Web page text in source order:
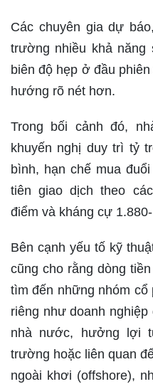
Các chuyên gia dự
trường nhiều khả năng
biên độ hẹp ở đầu
hướng rõ nét hơn.
Trong bối cảnh đó,
khuyến nghị duy trì tỷ
bình, hạn chế mua
tiên giao dịch theo
điểm và kháng cự
Bên cạnh yếu tố kỹ
cũng cho rằng dòng
tìm đến những nhóm cổ
riêng như doanh
nhà nước, hưởng lợi
trường hoặc liên quan
ngoài khơi (offshore),